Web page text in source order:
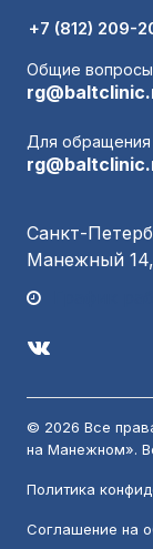
+7 (812) 209-
Общие
Для обращения
Санкт-
Манежный
© 2026 Все
на Манежном».
Политика
Соглашение на